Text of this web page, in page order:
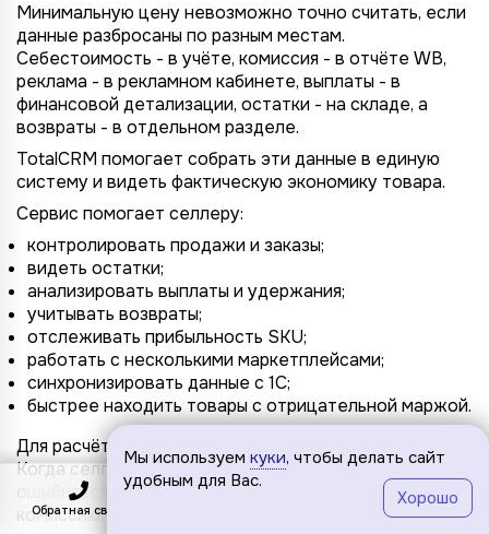
Обратная связь Меню
Минимальную цену невозможно точно считать, если
данные разбросаны по разным местам.
Себестоимость - в учёте, комиссия - в отчёте WB,
реклама - в рекламном кабинете, выплаты - в
финансовой детализации, остатки - на складе, а
возвраты - в отдельном разделе.
TotalCRM помогает собрать эти данные в единую
систему и видеть фактическую экономику товара.
Сервис помогает селлеру:
контролировать продажи и заказы;
видеть остатки;
анализировать выплаты и удержания;
учитывать возвраты;
отслеживать прибыльность SKU;
работать с несколькими маркетплейсами;
синхронизировать данные с 1С;
быстрее находить товары с отрицательной маржой.
Для расчёта минимальной цены это особенно важно.
Когда селлер видит только цену и закупку, он может
ошибиться. Когда он видит полную картину -
комиссию, логистику, рекламу, возвраты, выплаты и
Мы используем куки, чтобы делать сайт
удобным для Вас.
Хорошо